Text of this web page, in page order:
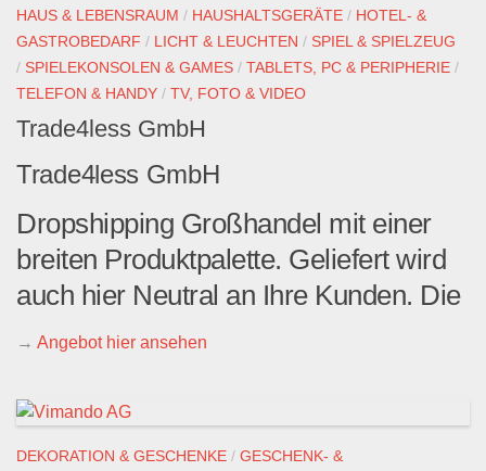
HAUS & LEBENSRAUM / HAUSHALTSGERÄTE / HOTEL- &
GASTROBEDARF / LICHT & LEUCHTEN / SPIEL & SPIELZEUG
/ SPIELEKONSOLEN & GAMES / TABLETS, PC & PERIPHERIE /
TELEFON & HANDY / TV, FOTO & VIDEO
Trade4less GmbH
Trade4less GmbH
Dropshipping Großhandel mit einer
breiten Produktpalette. Geliefert wird
auch hier Neutral an Ihre Kunden. Die
→ Angebot hier ansehen
DEKORATION & GESCHENKE / GESCHENK- &